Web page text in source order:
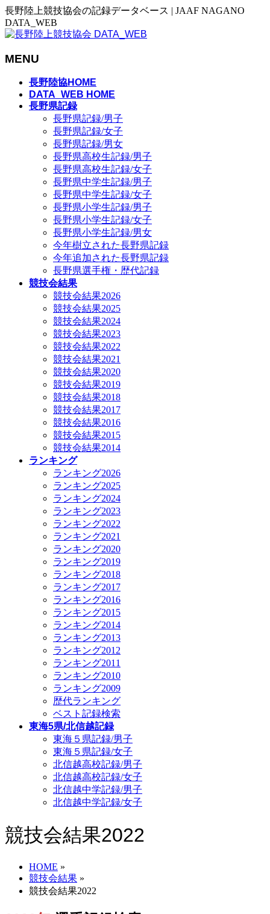
長野陸上競技協会の記録データベース | JAAF NAGANO
DATA_WEB
MENU
長野陸協HOME
DATA_WEB HOME
長野県記録
長野県記録/男子
長野県記録/女子
長野県記録/男女
長野県高校生記録/男子
長野県高校生記録/女子
長野県中学生記録/男子
長野県中学生記録/女子
長野県小学生記録/男子
長野県小学生記録/女子
長野県小学生記録/男女
今年樹立された長野県記録
今年追加された長野県記録
長野県選手権・歴代記録
競技会結果
競技会結果2026
競技会結果2025
競技会結果2024
競技会結果2023
競技会結果2022
競技会結果2021
競技会結果2020
競技会結果2019
競技会結果2018
競技会結果2017
競技会結果2016
競技会結果2015
競技会結果2014
ランキング
ランキング2026
ランキング2025
ランキング2024
ランキング2023
ランキング2022
ランキング2021
ランキング2020
ランキング2019
ランキング2018
ランキング2017
ランキング2016
ランキング2015
ランキング2014
ランキング2013
ランキング2012
ランキング2011
ランキング2010
ランキング2009
歴代ランキング
ベスト記録検索
東海5県/北信越記録
東海５県記録/男子
東海５県記録/女子
北信越高校記録/男子
北信越高校記録/女子
北信越中学記録/男子
北信越中学記録/女子
競技会結果2022
HOME »
競技会結果 »
競技会結果2022